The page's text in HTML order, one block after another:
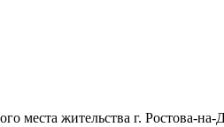
места жительства г. Ростова-на-